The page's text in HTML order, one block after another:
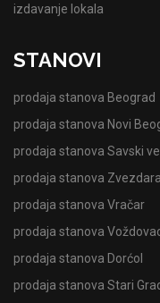
izdavanje lokala
STANOVI
prodaja stanova Beograd
prodaja stanova Novi
prodaja stanova Savski
prodaja stanova Zvezdara
prodaja stanova Vračar
prodaja stanova
prodaja stanova Dorćol
prodaja stanova Stari